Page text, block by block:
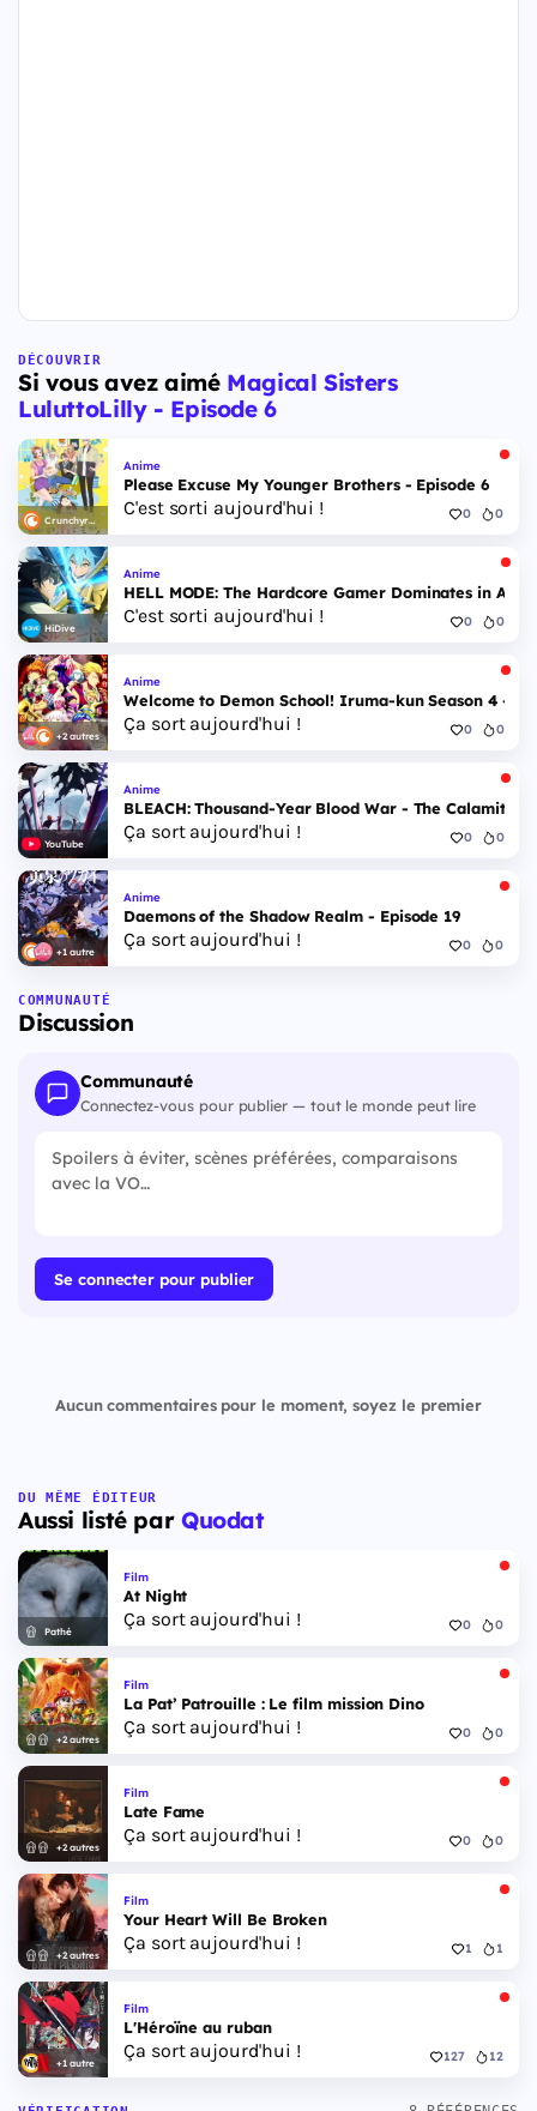
DÉCOUVRIR
Si vous avez aimé Magical Sisters
LuluttoLilly - Episode 6
Crunchyroll
Anime
Please Excuse My Younger Brothers - Episode 6
C'est sorti aujourd'hui ! 0 0
HiDive
Anime
HELL MODE: The Hardcore Gamer Dominates in
C'est sorti aujourd'hui ! 0 0
+2 autres
Anime
Welcome to Demon School! Iruma-kun Season 4 -
Ça sort aujourd'hui ! 0 0
YouTube
Anime
BLEACH: Thousand-Year Blood War - The Calamity -
Ça sort aujourd'hui ! 0 0
+1 autre
Anime
Daemons of the Shadow Realm - Episode 19
Ça sort aujourd'hui ! 0 0
COMMUNAUTÉ
Discussion
Communauté
Connectez-vous pour publier — tout le monde peut lire
Se connecter pour publier
Aucun commentaires pour le moment, soyez le premier
DU MÊME ÉDITEUR
Aussi listé par Quodat
Pathé
Film
At Night
Ça sort aujourd'hui ! 0 0
+2 autres
Film
La Pat’ Patrouille : Le film mission Dino
Ça sort aujourd'hui ! 0 0
+2 autres
Film
Late Fame
Ça sort aujourd'hui ! 0 0
+2 autres
Film
Your Heart Will Be Broken
Ça sort aujourd'hui ! 1 1
+1 autre
Film
L'Héroïne au ruban
Ça sort aujourd'hui ! 127 12